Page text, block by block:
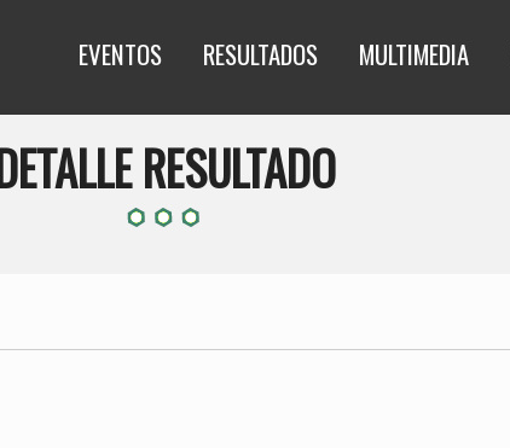
EVENTOS RESULTADOS MULTIMEDIA
RESULTADO